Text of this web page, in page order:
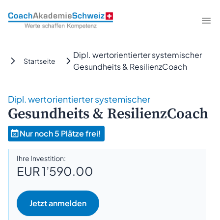
CoachAkademieSchweiz
Startseite
Dipl. wertorientierter systemischer
Gesundheits & ResilienzCoach
Dipl. wertorientierter systemischer
Gesundheits & ResilienzCoach
Nur noch 5 Plätze frei!
Ihre Investition:
EUR 1’590.00